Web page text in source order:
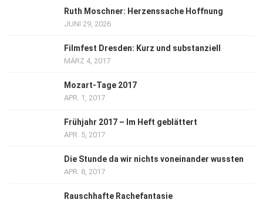
Ruth Moschner: Herzenssache Hoffnung
JUNI 29, 2026
Filmfest Dresden: Kurz und substanziell
MÄRZ 4, 2017
Mozart-Tage 2017
APR. 1, 2017
Frühjahr 2017 – Im Heft geblättert
APR. 5, 2017
Die Stunde da wir nichts voneinander wussten
APR. 8, 2017
Rauschhafte Rachefantasie